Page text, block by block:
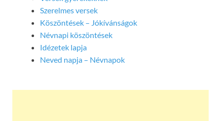
Szerelmes versek
Köszöntések – Jókívánságok
Névnapi köszöntések
Idézetek lapja
Neved napja – Névnapok